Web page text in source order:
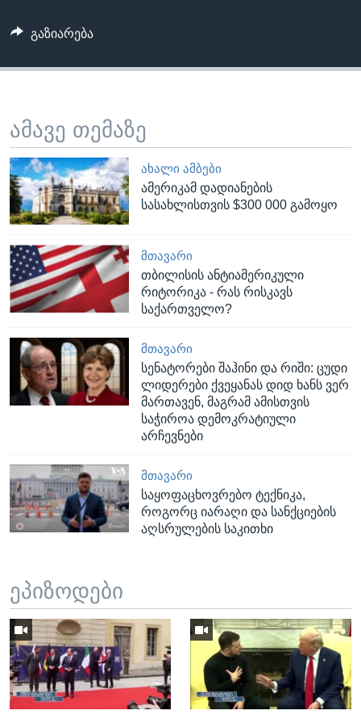
გაზიარება
ამავე თემაზე
ᲐᲮᲐᲚᲘ ᲐᲛᲑᲔᲑᲘ
ამერიკამ დადიანების
სასახლისთვის $300 000 გამოყო
ᲛᲗᲐᲕᲐᲠᲘ
თბილისის ანტიამერიკული
რიტორიკა - რას რისკავს
საქართველო?
ᲛᲗᲐᲕᲐᲠᲘ
სენატორები შაჰინი და რიში: ცუდი
ლიდერები ქვეყანას დიდ ხანს ვერ
მართავენ, მაგრამ ამისთვის
საჭიროა დემოკრატიული
არჩევნები
ᲛᲗᲐᲕᲐᲠᲘ
საყოფაცხოვრებო ტექნიკა,
როგორც იარაღი და სანქციების
აღსრულების საკითხი
ეპიზოდები